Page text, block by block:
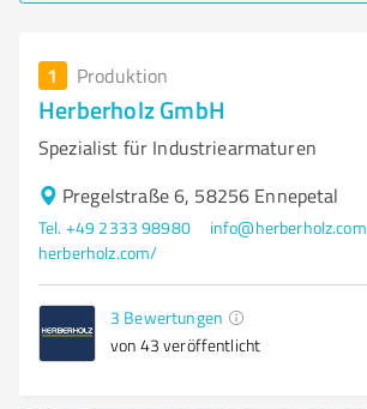
1 Produktion
Herberholz GmbH
Spezialist für Industriearmaturen
Pregelstraße 6, 58256 Ennepetal
Tel. +49 2333 98980
info@herberholz.com
herberholz.com/
3 Bewertungen
von 43 veröffentlicht